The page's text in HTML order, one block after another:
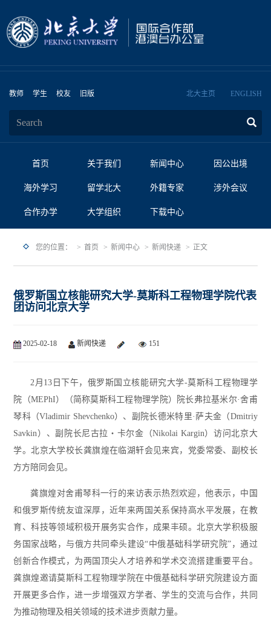
教师 学生 校友 旧版 北大主页 ENGLISH
首页 关于我们 新闻中心 因公出境
海外学习 留学北大 外籍专家 涉外会议
合作办学 大学组织 下载中心
您的位置： 首页 新闻中心 新闻快递 正文
俄罗斯国立核能研究大学-莫斯科工程物理学院代表
团访问北京大学
2025-02-18 新闻快递 151
2月13日下午，俄罗斯国立核能研究大学-莫斯科工程物理学
院（MEPhI）（简称莫斯科工程物理学院）院长弗拉基米尔·舍甫
琴科（Vladimir Shevchenko）、副院长德米特里·萨夫金（Dmitriy
Savkin）、副院长尼古拉・卡尔金（Nikolai Kargin）访问北京大
学。北京大学校长龚旗煌在临湖轩会见来宾，党委常委、副校长
方方陪同会见。
龚旗煌对舍甫琴科一行的来访表示热烈欢迎，他表示，中国
和俄罗斯传统友谊深厚，近年来两国关系保持高水平发展，在教
育、科技等领域积极开展务实合作，成果丰硕。北京大学积极服
务国家战略，与俄方共同牵头建设“中俄基础科学研究院”，通过
创新合作模式，为两国顶尖人才培养和学术交流搭建重要平台。
龚旗煌邀请莫斯科工程物理学院在中俄基础科学研究院建设方面
开展更多合作，进一步增强双方学者、学生的交流与合作，共同
为推动物理及相关领域的技术进步贡献力量。